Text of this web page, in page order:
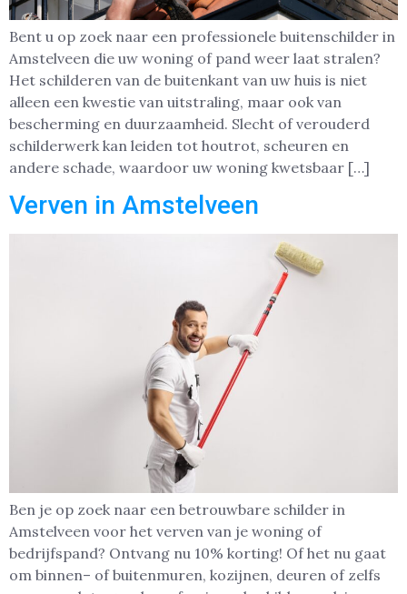
Bent u op zoek naar een professionele buitenschilder in
Amstelveen die uw woning of pand weer laat stralen?
Het schilderen van de buitenkant van uw huis is niet
alleen een kwestie van uitstraling, maar ook van
bescherming en duurzaamheid. Slecht of verouderd
schilderwerk kan leiden tot houtrot, scheuren en
andere schade, waardoor uw woning kwetsbaar […]
Verven in Amstelveen
Ben je op zoek naar een betrouwbare schilder in
Amstelveen voor het verven van je woning of
bedrijfspand? Ontvang nu 10% korting! Of het nu gaat
om binnen– of buitenmuren, kozijnen, deuren of zelfs